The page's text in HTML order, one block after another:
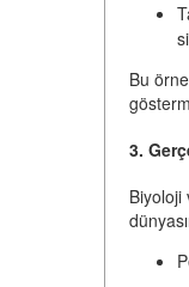
Bu
3.
Biyoloji